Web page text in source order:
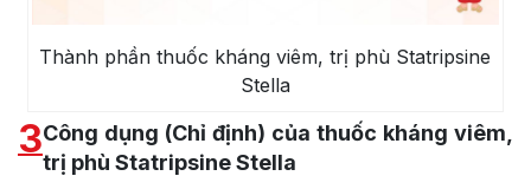
Thành phần thuốc kháng viêm, trị phù Statripsine
Stella
3Công dụng (Chỉ định) của thuốc kháng viêm,
trị phù Statripsine Stella